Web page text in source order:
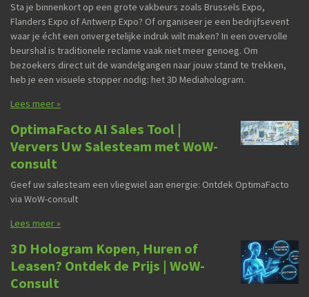
Sta je binnenkort op een grote vakbeurs zoals Brussels Expo,
Flanders Expo of Antwerp Expo? Of organiseer je een bedrijfsevent
waar je écht een onvergetelijke indruk wilt maken? In een overvolle
beurshal is traditionele reclame vaak niet meer genoeg. Om
bezoekers direct uit de wandelgangen naar jouw stand te trekken,
heb je een visuele stopper nodig: het 3D Mediahologram.
Lees meer »
OptimaFacto AI Sales Tool |
Ververs Uw Salesteam met WoW-
consult⁠
Geef uw salesteam een vliegwiel aan energie: Ontdek OptimaFacto
via WoW-consult
Lees meer »
3D Hologram Kopen, Huren of
Leasen? Ontdek de Prijs | WoW-
Consult